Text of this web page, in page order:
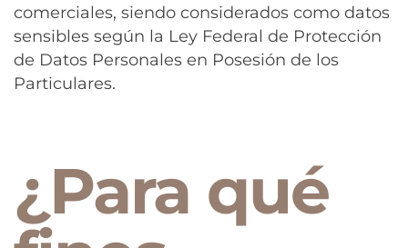
comerciales, siendo considerados como datos
sensibles según la Ley Federal de Protección
de Datos Personales en Posesión de los
Particulares.
¿Para qué